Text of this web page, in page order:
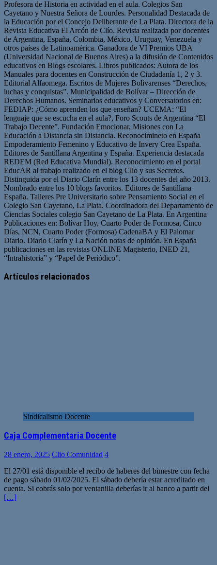
Profesora de Historia en actividad en el aula. Colegios San
Cayetano y Nuestra Señora de Lourdes. Personalidad Destacada de
la Educación por el Concejo Deliberante de La Plata. Directora de la
Revista Educativa El Arcón de Clío. Revista realizada por docentes
de Argentina, España, Colombia, México, Uruguay, Venezuela y
otros países de Latinoamérica. Ganadora de VI Premios UBA
(Universidad Nacional de Buenos Aires) a la difusión de Contenidos
educativos en Blogs escolares. Libros publicados: Autora de los
Manuales para docentes en Construcción de Ciudadanía 1, 2 y 3.
Editorial Alfaomega. Escritos de Mujeres Bolivarenses “Derechos,
luchas y conquistas”. Municipalidad de Bolívar – Dirección de
Derechos Humanos. Seminarios educativos y Conversatorios en:
FEDIAP: ¿Cómo aprenden los que enseñan? UCEMA: “El
lenguaje que se escucha en el aula?, Foro Scouts de Argentina “El
Trabajo Decente”. Fundación Emocionar, Misiones con La
Educación a Distancia sin Distancia. Reconocimineto en España
Empoderamiento Femenino y Educativo de Invery Crea España.
Editores de Santillana Argentina y España. Experiencia destacada
REDEM (Red Educativa Mundial). Reconocimiento en el portal
EducAR al trabajo realizado en el blog Clio y sus Secretos.
Distinguida por el Diario Clarín entre los 13 docentes del año 2013.
Nombrado entre los 10 blogs favoritos. Editores de Santillana
España. Talleres Pre Universitario sobre Pensamiento Social en el
Colegio San Cayetano, La Plata. Coordinadora del Departamento de
Ciencias Sociales colegio San Cayetano de La Plata. En Argentina
Publicaciones en: Bolívar Hoy, Cuarto Poder de Formosa, Cinco
Días, NCN, Cuarto Poder (Formosa) CadenaBA y El Palomar
Diario. Diario Clarín y La Nación notas de opinión. En España
publicaciones en las revistas ONLINE Magisterio, INED 21,
“Intrahistoria” y “Papel de Periódico”.
web
Artículos relacionados
Sindicalismo Docente
Caja Complementaria Docente
28 enero, 2025 Clio Comunidad 4
El 27/01 está disponible el recibo de haberes del bimestre con fecha
de pago sábado 01/02/2025. El sábado debería estar acreditado en
cuenta. Si cobrás solo por ventanilla deberías ir al banco a partir del
[…]